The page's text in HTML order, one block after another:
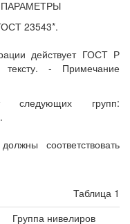
23543*.
действует ГОСТ Р
- Примечание
следующих групп:
соответствовать
Таблица 1
Группа нивелиров